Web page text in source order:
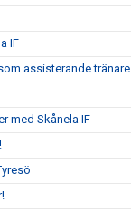
IF
assisterande tränare
med Skånela IF